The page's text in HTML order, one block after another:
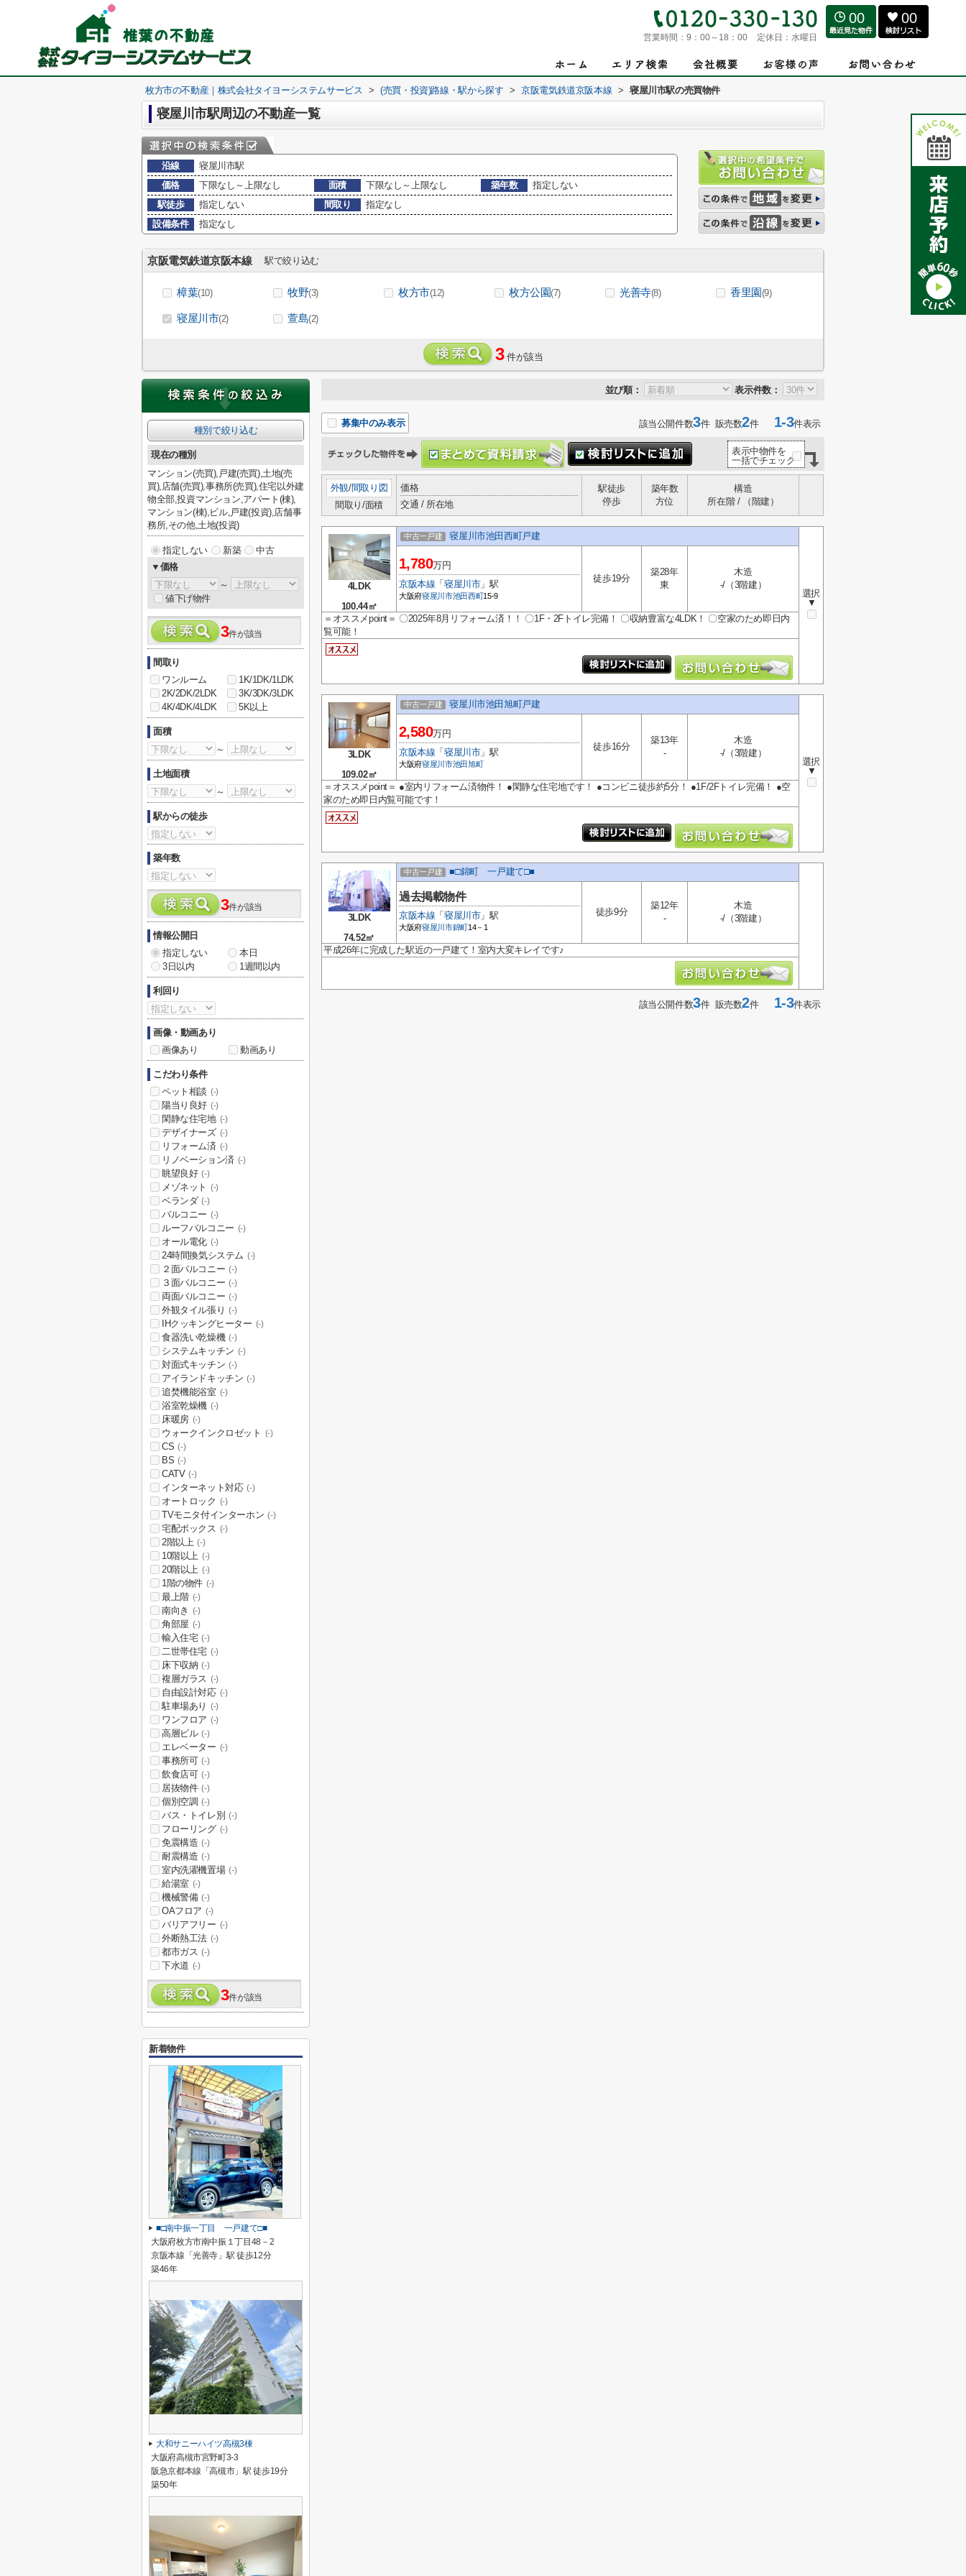
営業時間： 9：00～18：00 定休日： 水曜日
00 00
枚方市の不動産｜株式会社タイヨーシステムサービス > (売買・投資)路線・駅から探す > 京阪電気鉄道京阪本線 > 寝屋川市駅の売買物件
寝屋川市駅周辺の不動産一覧
沿線
寝屋川市駅
価格
下限なし～上限なし 面積 下限なし～上限なし 築年数
指定しない
駅徒歩
指定しない 間取り
指定なし
設備条件
指定なし
京阪電気鉄道京阪本線 駅で絞り込む
樟葉(10) 牧野(3) 枚方市(12) 枚方公園(7) 光善寺(8) 香里園(9)
寝屋川市(2) 萱島(2)
3 件が該当
並び順： 表示件数：
募集中のみ表示 該当公開件数3件 販売数2件1-3件表示
表示中物件を
一括でチェック
外観/間取り図
間取り/面積
価格
交通 / 所在地
駅徒歩
停歩
築年数
方位
構造
所在階 / （階建）
4LDK
100.44㎡
中古一戸建 寝屋川市池田西町戸建
選択
▼
1,780万円
京阪本線 「寝屋川市」駅
大阪府寝屋川市池田西町15-9
徒歩19分
築28年
東
木造
-/（3階建）
＝オススメpoint＝ 〇2025年8月リフォーム済！！ 〇1F・2Fトイレ完備！ 〇収納豊富な4LDK！ 〇空家のため即日内
覧可能！
3LDK
109.02㎡
中古一戸建 寝屋川市池田旭町戸建
選択
▼
2,580万円
京阪本線 「寝屋川市」駅
大阪府寝屋川市池田旭町
徒歩16分
築13年
-
木造
-/（3階建）
＝オススメpoint＝ ●室内リフォーム済物件！ ●閑静な住宅地です！ ●コンビニ徒歩約5分！ ●1F/2Fトイレ完備！ ●空
家のため即日内覧可能です！
3LDK
74.52㎡
中古一戸建 ■□錦町 一戸建て□■
過去掲載物件
京阪本線 「寝屋川市」駅
大阪府寝屋川市錦町14－1
徒歩9分
築12年
-
木造
-/（3階建）
平成26年に完成した駅近の一戸建て！室内大変キレイです♪
該当公開件数3件 販売数2件1-3件表示
種別で絞り込む
現在の種別
マンション(売買),戸建(売買),土地(売
買),店舗(売買),事務所(売買),住宅以外建
物全部,投資マンション,アパート(棟),
マンション(棟),ビル,戸建(投資),店舗事
務所,その他,土地(投資)
指定しない 新築
中古
▼価格
～
値下げ物件
3件が該当
間取り
ワンルーム
1K/1DK/1LDK
2K/2DK/2LDK
3K/3DK/3LDK
4K/4DK/4LDK
5K以上
面積
～
土地面積
～
駅からの徒歩
築年数
3件が該当
情報公開日
指定しない
本日
3日以内
1週間以内
利回り
画像・動画あり
画像あり
動画あり
こだわり条件
ペット相談 (-)
陽当り良好 (-)
閑静な住宅地 (-)
デザイナーズ (-)
リフォーム済 (-)
リノベーション済 (-)
眺望良好 (-)
メゾネット (-)
ベランダ (-)
バルコニー (-)
ルーフバルコニー (-)
オール電化 (-)
24時間換気システム (-)
２面バルコニー (-)
３面バルコニー (-)
両面バルコニー (-)
外観タイル張り (-)
IHクッキングヒーター (-)
食器洗い乾燥機 (-)
システムキッチン (-)
対面式キッチン (-)
アイランドキッチン (-)
追焚機能浴室 (-)
浴室乾燥機 (-)
床暖房 (-)
ウォークインクロゼット (-)
CS (-)
BS (-)
CATV (-)
インターネット対応 (-)
オートロック (-)
TVモニタ付インターホン (-)
宅配ボックス (-)
2階以上 (-)
10階以上 (-)
20階以上 (-)
1階の物件 (-)
最上階 (-)
南向き (-)
角部屋 (-)
輸入住宅 (-)
二世帯住宅 (-)
床下収納 (-)
複層ガラス (-)
自由設計対応 (-)
駐車場あり (-)
ワンフロア (-)
高層ビル (-)
エレベーター (-)
事務所可 (-)
飲食店可 (-)
居抜物件 (-)
個別空調 (-)
バス・トイレ別 (-)
フローリング (-)
免震構造 (-)
耐震構造 (-)
室内洗濯機置場 (-)
給湯室 (-)
機械警備 (-)
OAフロア (-)
バリアフリー (-)
外断熱工法 (-)
都市ガス (-)
下水道 (-)
3件が該当
新着物件
■□南中振一丁目 一戸建て□■
大阪府枚方市南中振１丁目48－2
京阪本線「光善寺」駅 徒歩12分
築46年
大和サニーハイツ高槻3棟
大阪府高槻市宮野町3-3
阪急京都本線「高槻市」駅 徒歩19分
築50年